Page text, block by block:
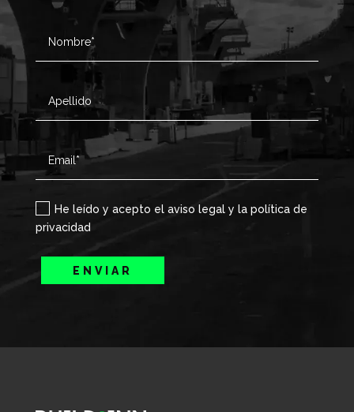
He leído y acepto el aviso legal y la política de
privacidad
ENVIAR